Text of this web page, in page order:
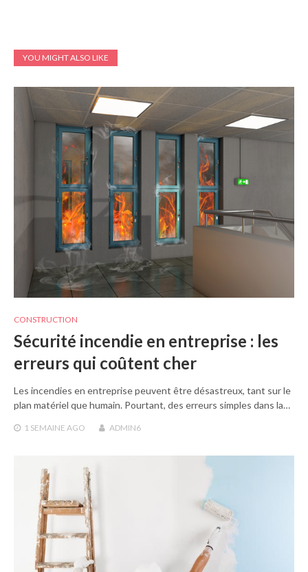
YOU MIGHT ALSO LIKE
CONSTRUCTION
Sécurité incendie en entreprise : les
erreurs qui coûtent cher
Les incendies en entreprise peuvent être désastreux, tant sur le
plan matériel que humain. Pourtant, des erreurs simples dans la…
1 SEMAINE AGO ADMIN6